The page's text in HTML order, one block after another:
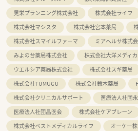
晃栄プランニング株式会社
株式会社ライフ
株式会社マシスタ
株式会社宮本薬局
株式会社スマイルファーマ
ミアヘルサ株式
みよの台薬局株式会社
株式会社大洋メディ
ウエルシア薬局株式会社
株式会社スギ薬局
株式会社TUMUGU
株式会社鈴木薬局
株式会社クリニカルサポート
医療法人社団
医療法人社団昌医会
株式会社ケアブレーン
株式会社ベストメディカルライフ
オーケー